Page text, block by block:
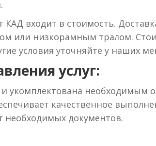
КАД входит в стоимость.
или низкорамным тралом.
условия уточняйте у наших
услуг:
укомплектована необходимым
качественное
необходимых документов.